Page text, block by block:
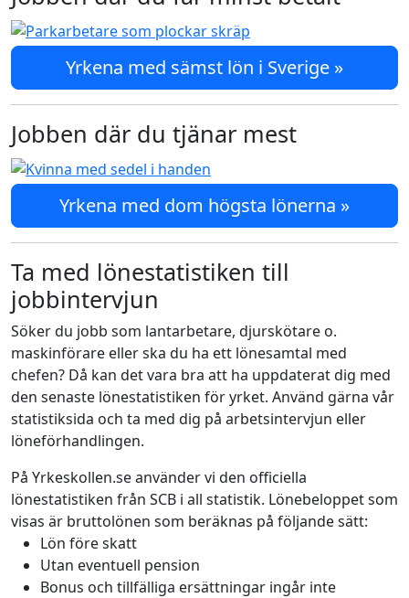
Yrkena med sämst lön i Sverige »
Jobben där du tjänar mest
Yrkena med dom högsta lönerna »
Ta med lönestatistiken till
jobbintervjun
Söker du jobb som lantarbetare, djurskötare o.
maskinförare eller ska du ha ett lönesamtal med
chefen? Då kan det vara bra att ha uppdaterat dig med
den senaste lönestatistiken för yrket. Använd gärna vår
statistiksida och ta med dig på arbetsintervjun eller
löneförhandlingen.
På Yrkeskollen.se använder vi den officiella
lönestatistiken från SCB i all statistik. Lönebeloppet som
visas är bruttolönen som beräknas på följande sätt:
Lön före skatt
Utan eventuell pension
Bonus och tillfälliga ersättningar ingår inte